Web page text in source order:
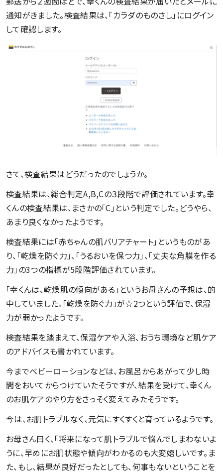
通知がきました。検査結果は、「カラダのものさし」にログイン
して確認します。
さて、検査結果はどうだったのでしょうか。
検査結果は、総合判定A,B,Cの３段階で評価されています。幸
くんの検査結果は、まさかの「C」という判定でした。どうやら、
あまり良くなかったようです。
検査結果には「赤ちゃんの肌バリアチャート」というものがあ
り、「乾燥を防ぐ力」、「うるおいを保つ力」、「丈夫な角膜を作る
力」の3つの指標が5段階評価されています。
「幸くんは、乾燥肌の傾向がある」というお母さんの予想は、的
中していました。「乾燥を防ぐ力」が☆2つという評価で、保湿
力が弱かったようです。
検査結果を踏まえて、保湿ケアや入浴、おうち環境など肌ケア
のアドバイスも書かれています。
今までべビーローションなどは、お風呂からあがって少し時
間をおいてからつけていたそうですが、結果を受けて、幸くん
のお肌ケアのやり方をさっそく変えてみたそうです。
今は、お肌トラブルなく、元気にすくすくと育っているようです。
お母さん曰く、「将来になって肌トラブルで悩んでしまわないよ
うに、早めにお肌状態や傾向がわかるのも大変嬉しいです。ま
た、もし、結果が良好だったとしても、何事もないということを